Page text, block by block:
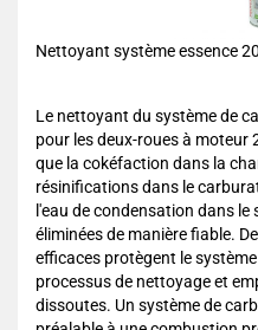
Nettoyant système essence
Le nettoyant du système de
pour les deux-roues à moteur
que la cokéfaction dans la
résinifications dans le
l'eau de condensation dans
éliminées de manière fiable.
efficaces protègent le
processus de nettoyage et
dissoutes. Un système de